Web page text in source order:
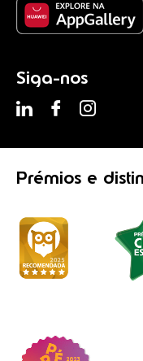
Siga-nos
Prémios e